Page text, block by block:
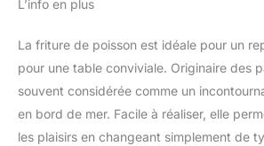
L’info en plus
La friture de poisson est idéale pour un
pour une table conviviale. Originaire des
souvent considérée comme un
en bord de mer. Facile à réaliser, elle
les plaisirs en changeant simplement de